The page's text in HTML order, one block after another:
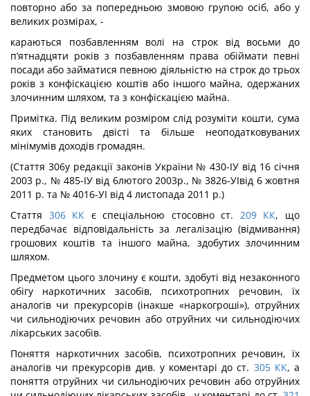
повторно або за по­передньою змовою групою осіб, або у
великих розмірах, -
караються позбавленням волі на строк від восьми до
п’ятнадцяти років з по­збавленням права обіймати певні
посади або займатися певною діяльністю на строк до трьох
років з конфіскацією коштів або іншого майна, одержаних
зло­чинним шляхом, та з конфіскацією майна.
Примітка. Під великим розміром слід розуміти кошти, сума
яких становить двісті та більше неоподатковуваних
мінімумів доходів громадян.
(Стаття 306у редакції законів України № 430-ІУ від 16 січня
2003 р., № 485-ІУ від 6лютого 2003р., № 3826-УІвід 6 жовтня
2011 р. та № 4016-УІ від 4 листопада 2011 р.)
Стаття 306 КК є спеціальною стосовно ст. 209 КК, що
передбачає відповідаль­ність за легалізацію (відмивання)
грошових коштів та іншого майна, здобутих зло­чинним
шляхом.
Предметом цього злочину є кошти, здобуті від незаконного
обігу наркотичних засобів, психотропних речовин, їх
аналогів чи прекурсорів (інакше «наркогроші»), отруйних
чи сильнодіючих речовин або отруйних чи сильнодіючих
лікарських засобів.
Поняття наркотичних засобів, психотропних речовин, їх
аналогів чи прекурсорів див. у коментарі до ст. 305 КК, а
поняття отруйних чи сильнодіючих речовин або отруйних